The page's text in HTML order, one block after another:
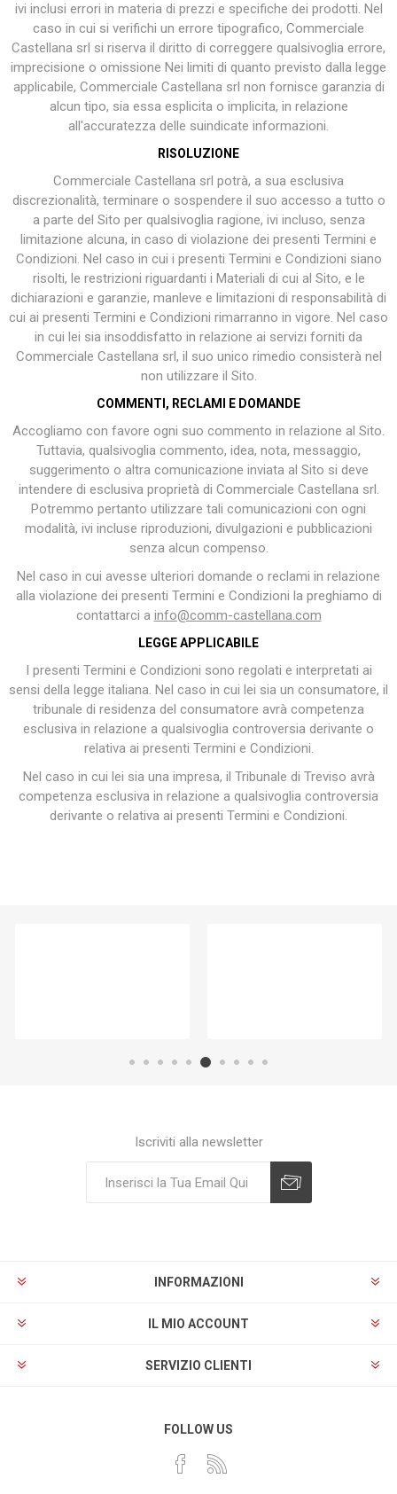
ivi inclusi errori in materia di prezzi e specifiche dei prodotti. Nel
caso in cui si verifichi un errore tipografico, Commerciale
Castellana srl si riserva il diritto di correggere qualsivoglia errore,
imprecisione o omissione Nei limiti di quanto previsto dalla legge
applicabile, Commerciale Castellana srl non fornisce garanzia di
alcun tipo, sia essa esplicita o implicita, in relazione
all'accuratezza delle suindicate informazioni.
RISOLUZIONE
Commerciale Castellana srl potrà, a sua esclusiva
discrezionalità, terminare o sospendere il suo accesso a tutto o
a parte del Sito per qualsivoglia ragione, ivi incluso, senza
limitazione alcuna, in caso di violazione dei presenti Termini e
Condizioni. Nel caso in cui i presenti Termini e Condizioni siano
risolti, le restrizioni riguardanti i Materiali di cui al Sito, e le
dichiarazioni e garanzie, manleve e limitazioni di responsabilità di
cui ai presenti Termini e Condizioni rimarranno in vigore. Nel caso
in cui lei sia insoddisfatto in relazione ai servizi forniti da
Commerciale Castellana srl, il suo unico rimedio consisterà nel
non utilizzare il Sito.
COMMENTI, RECLAMI E DOMANDE
Accogliamo con favore ogni suo commento in relazione al Sito.
Tuttavia, qualsivoglia commento, idea, nota, messaggio,
suggerimento o altra comunicazione inviata al Sito si deve
intendere di esclusiva proprietà di Commerciale Castellana srl.
Potremmo pertanto utilizzare tali comunicazioni con ogni
modalità, ivi incluse riproduzioni, divulgazioni e pubblicazioni
senza alcun compenso.
Nel caso in cui avesse ulteriori domande o reclami in relazione
alla violazione dei presenti Termini e Condizioni la preghiamo di
contattarci a info@comm-castellana.com
LEGGE APPLICABILE
I presenti Termini e Condizioni sono regolati e interpretati ai
sensi della legge italiana. Nel caso in cui lei sia un consumatore, il
tribunale di residenza del consumatore avrà competenza
esclusiva in relazione a qualsivoglia controversia derivante o
relativa ai presenti Termini e Condizioni.
Nel caso in cui lei sia una impresa, il Tribunale di Treviso avrà
competenza esclusiva in relazione a qualsivoglia controversia
derivante o relativa ai presenti Termini e Condizioni.
Iscriviti alla newsletter
INFORMAZIONI
IL MIO ACCOUNT
SERVIZIO CLIENTI
FOLLOW US